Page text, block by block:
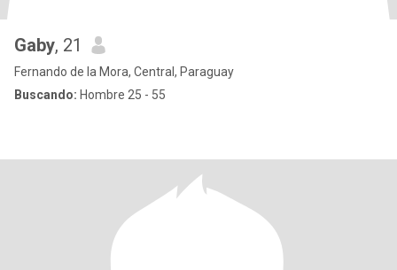
Gaby, 21
Fernando de la Mora, Central, Paraguay
Buscando: Hombre 25 - 55